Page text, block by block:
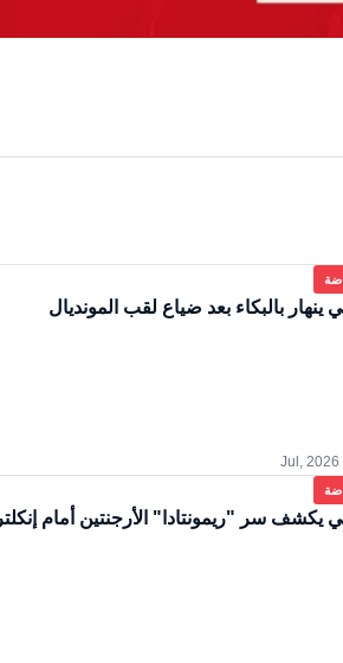
ينهار بالبكاء بعد ضياع لقب المونديال
يكشف سر "ريمونتادا" الأرجنتين أمام إنكلترا